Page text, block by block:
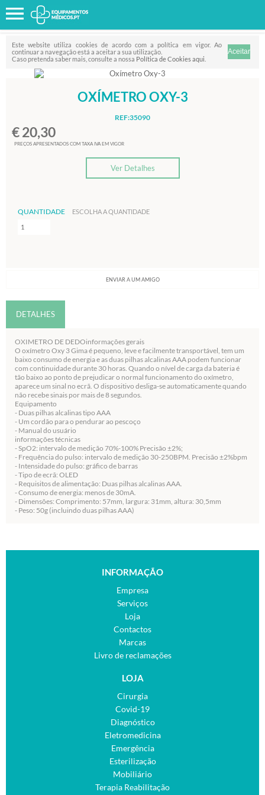
Este website utiliza cookies de acordo com a política em vigor. Ao
continuar a navegação está a aceitar a sua utilização.
Caso pretenda saber mais, consulte a nossa Política de Cookies aqui
OXÍMETRO OXY-3
REF:35090
€ 20,30
PREÇOS APRESENTADOS COM TAXA IVA EM VIGOR
Ver Detalhes
QUANTIDADE ESCOLHA A QUANTIDADE
ENVIAR A UM AMIGO
DETALHES
OXIMETRO DE DEDOinformações gerais
O oxímetro Oxy 3 Gima é pequeno, leve e facilmente transportável, tem um
baixo consumo de energia e as duas pilhas alcalinas AAA podem funcionar
com continuidade durante 30 horas. Quando o nível de carga da bateria é
tão baixo ao ponto de prejudicar o normal funcionamento do oxímetro,
aparece um sinal no ecrã. O dispositivo desliga-se automaticamente quando
não recebe sinais por mais de 8 segundos.
Equipamento
- Duas pilhas alcalinas tipo AAA
- Um cordão para o pendurar ao pescoço
- Manual do usuário
informações técnicas
- SpO2: intervalo de medição 70%-100% Precisão ±2%;
- Frequência do pulso: intervalo de medição 30-250BPM. Precisão ±2%bpm
- Intensidade do pulso: gráfico de barras
- Tipo de ecrã: OLED
- Requisitos de alimentação: Duas pilhas alcalinas AAA.
- Consumo de energia: menos de 30mA.
- Dimensões: Comprimento: 57mm, largura: 31mm, altura: 30,5mm
- Peso: 50g (incluindo duas pilhas AAA)
INFORMAÇÃO
Empresa
Serviços
Loja
Contactos
Marcas
Livro de reclamações
LOJA
Cirurgia
Covid-19
Diagnóstico
Eletromedicina
Emergência
Esterilização
Mobiliário
Terapia Reabilitação